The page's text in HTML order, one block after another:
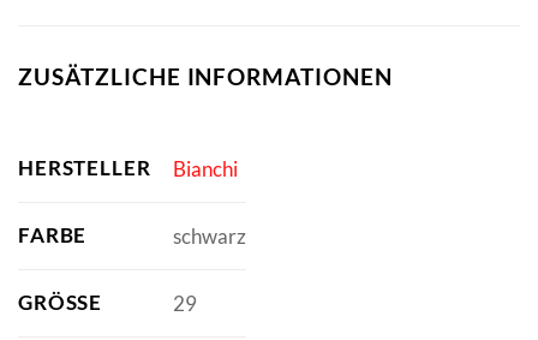
ZUSÄTZLICHE INFORMATIONEN
HERSTELLER Bianchi
FARBE schwarz
GRÖSSE 29